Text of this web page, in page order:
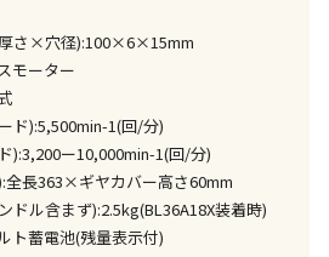
受取ができる商品です（宅配便での
せん）
は、全て同じ店舗での受取となりま
お届けする商品です
時購入はできません。お手数です
きを分けてお買い求めください
代金引換は選択できません。
ません。
さ×穴径):100×6×15mm
モーター
ド):5,500min-1(回/分)
):3,200ー10,000min-1(回/分)
長363×ギヤカバー高さ60mm
ル含まず):2.5kg(BL36A18X装着時)
ト蓄電池(残量表示付)